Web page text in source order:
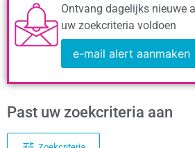
Ontvang dagelijks nieuwe
uw zoekcriteria voldoen
e-mail alert aanmaken
Past uw zoekcriteria aan